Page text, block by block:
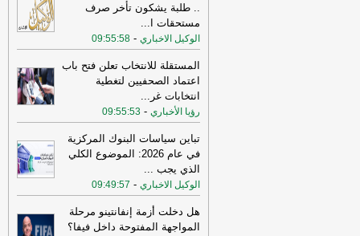
.. طلبة يشكون تأخر صرف
مستحقات ا...
الوكيل الاخباري -
09:55:58
المستقلة للانتخاب تعلن فتح باب
اعتماد الصحفيين لتغطية
انتخابات غر ...
رؤيا الأخباري -
09:55:53
تباين سياسات البنوك المركزية
في عام 2026: الموضوع الكلي
الذي يجب ...
الوكيل الاخباري -
09:49:57
هل دخلت أزمة إنفانتينو مرحلة
المواجهة المفتوحة داخل فيفا؟